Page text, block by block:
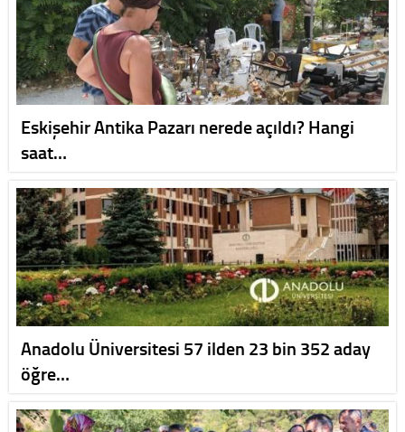
Eskişehir Antika Pazarı nerede açıldı? Hangi
saat…
Anadolu Üniversitesi 57 ilden 23 bin 352 aday
öğre…